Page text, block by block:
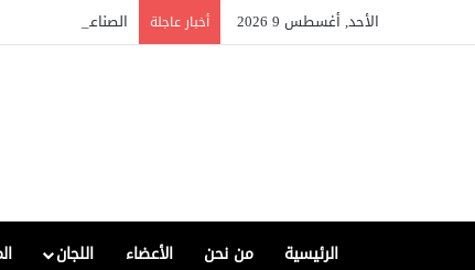
الأحد, أغسطس 9 2026 أخبار عاجلة الصناعة العراقية بين
الرئيسية من نحن الأعضاء اللجان